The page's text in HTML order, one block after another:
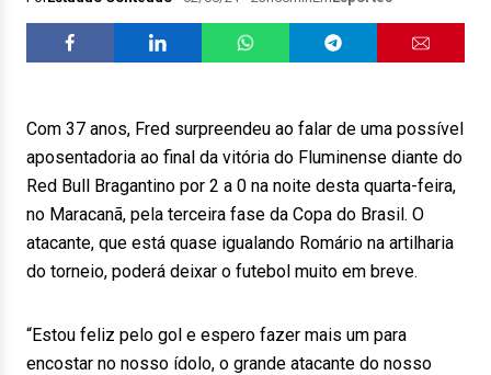
Com 37 anos, Fred surpreendeu ao falar de uma possível
aposentadoria ao final da vitória do Fluminense diante do
Red Bull Bragantino por 2 a 0 na noite desta quarta-feira,
no Maracanã, pela terceira fase da Copa do Brasil. O
atacante, que está quase igualando Romário na artilharia
do torneio, poderá deixar o futebol muito em breve.
“Estou feliz pelo gol e espero fazer mais um para
encostar no nosso ídolo, o grande atacante do nosso